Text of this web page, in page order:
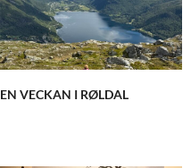
EN VECKAN I RØLDAL